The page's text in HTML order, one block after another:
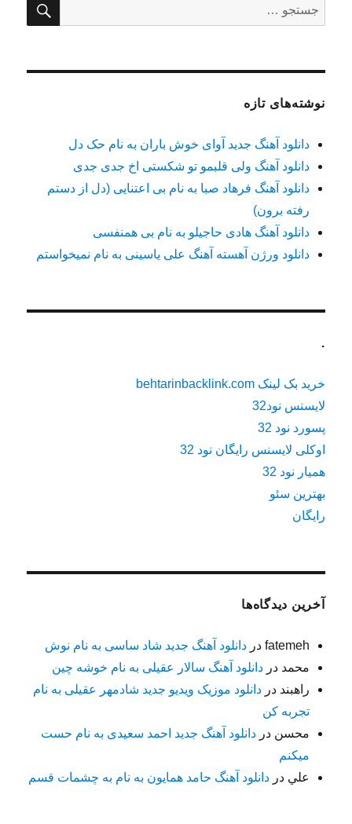
برای:
نوشته‌های تازه
دانلود آهنگ جدید آوای خوش باران به نام حک دل
دانلود آهنگ ولی قلبمو تو شکستی اخ جدی جدی
دانلود آهنگ فرهاد صبا به نام بی اعتنایی (دل از دستم
رفته برون)
دانلود آهنگ هادی حاجیلو به نام بی همنفسی
دانلود ورژن آهسته آهنگ علی یاسینی به نام نمیخواستم
.
خرید بک لینک behtarinbacklink.com
لایسنس نود32
پسورد نود 32
اوکلی لایسنس رایگان نود 32
همیار نود 32
بهترین سئو
رایگان
آخرین دیدگاه‌ها
fatemeh دردانلود آهنگ جدید شاد ساسی به نام نوش
محمد دردانلود آهنگ سالار عقیلی به نام خوشه چین
راهبند دردانلود موزیک ویدیو جدید شادمهر عقیلی به نام
تجربه کن
محسن دردانلود آهنگ جدید احمد سعیدی به نام حست
میکنم
علي دردانلود آهنگ حامد همایون به نام به چشمات قسم